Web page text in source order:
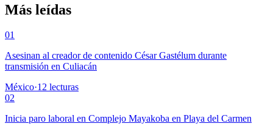
Más leídas
01
Asesinan al creador de contenido César Gastélum durante
transmisión en Culiacán
México·12 lecturas
02
Inicia paro laboral en Complejo Mayakoba en Playa del Carmen